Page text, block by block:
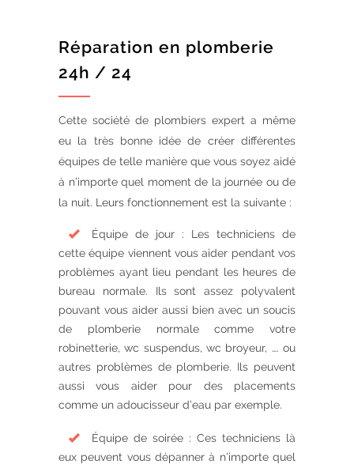
Réparation en plomberie
24h / 24
Cette société de plombiers expert a même
eu la très bonne idée de créer différentes
équipes de telle manière que vous soyez aidé
à n’importe quel moment de la journée ou de
la nuit. Leurs fonctionnement est la suivante :
Équipe de jour : Les techniciens de
cette équipe viennent vous aider pendant vos
problèmes ayant lieu pendant les heures de
bureau normale. Ils sont assez polyvalent
pouvant vous aider aussi bien avec un soucis
de plomberie normale comme votre
robinetterie, wc suspendus, wc broyeur, …. ou
autres problèmes de plomberie. Ils peuvent
aussi vous aider pour des placements
comme un adoucisseur d’eau par exemple.
Équipe de soirée : Ces techniciens là
eux peuvent vous dépanner à n’importe quel